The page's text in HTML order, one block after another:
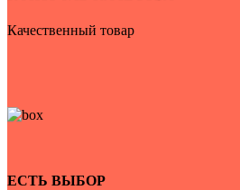
Качественный товар
ЕСТЬ ВЫБОР